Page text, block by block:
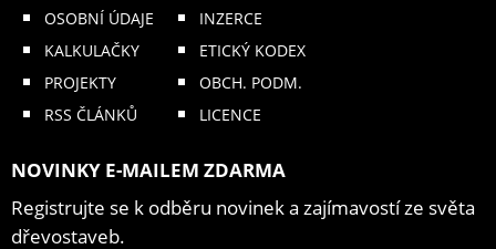
OSOBNÍ ÚDAJE
KALKULAČKY
PROJEKTY
RSS ČLÁNKŮ
INZERCE
ETICKÝ KODEX
OBCH. PODM.
LICENCE
NOVINKY E-MAILEM ZDARMA
Registrujte se k odběru novinek a zajímavostí ze světa
dřevostaveb.